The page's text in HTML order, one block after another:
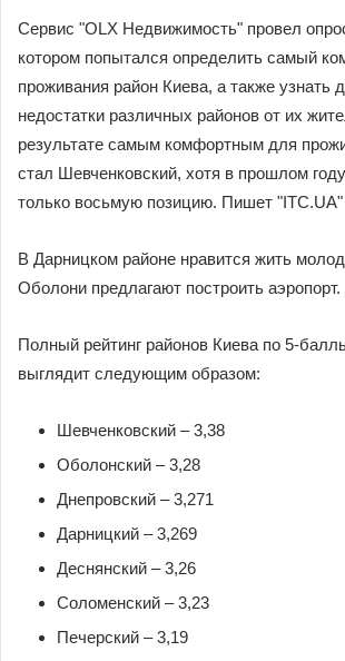
Сервис "OLX Недвижимость" провел
котором попытался определить самый
проживания район Киева, а также узнать
недостатки различных районов от их
результате самым комфортным для
стал Шевченковский, хотя в прошлом
только восьмую позицию. Пишет "ITC.UA"
В Дарницком районе нравится жить
Оболони предлагают построить аэропорт.
Полный рейтинг районов Киева по 5-
выглядит следующим образом:
Шевченковский – 3,38
Оболонский – 3,28
Днепровский – 3,271
Дарницкий – 3,269
Деснянский – 3,26
Соломенский – 3,23
Печерский – 3,19